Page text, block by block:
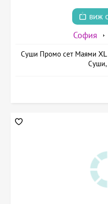
виж
София
Суши Промо сет Маями XL